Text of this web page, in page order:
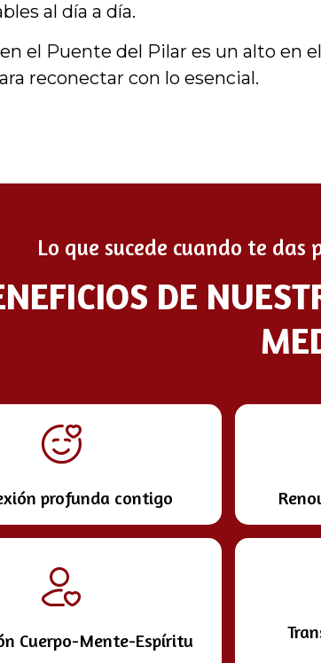
al día a día.
el Puente del Pilar es un alto en el
reconectar con lo esencial.
Lo que sucede cuando te
DE
profunda contigo
Cuerpo-Mente-Espíritu